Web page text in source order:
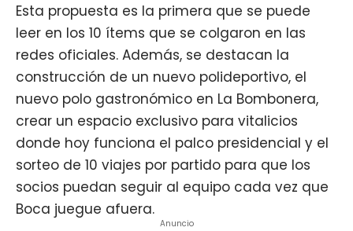
Esta propuesta es la primera que se puede
leer en los 10 ítems que se colgaron en las
redes oficiales. Además, se destacan la
construcción de un nuevo polideportivo, el
nuevo polo gastronómico en La Bombonera,
crear un espacio exclusivo para vitalicios
donde hoy funciona el palco presidencial y el
sorteo de 10 viajes por partido para que los
socios puedan seguir al equipo cada vez que
Boca juegue afuera.
Anuncio